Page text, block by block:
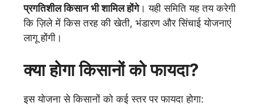
प्रगतिशील किसान भी शामिल होंगे। यही समिति यह तय करेगी
कि ज़िले में किस तरह की खेती, भंडारण और सिंचाई योजनाएं
लागू होंगी।
क्या होगा किसानों को फायदा?
इस योजना से किसानों को कई स्तर पर फायदा होगा: